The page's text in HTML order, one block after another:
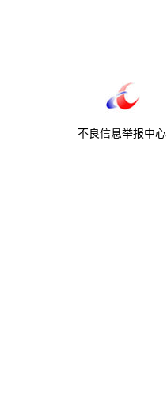
不良信息举报中心